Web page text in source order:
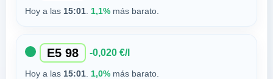
Hoy a las 15:01. 1,1%más barato.
E5 98 -0,020 €/l
Hoy a las 15:01. 1,0%más barato.